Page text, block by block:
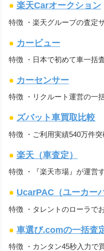
● 楽天Carオークション
特徴 ・楽天グループの査定
● カービュー
特徴 ・日本で初めて車一括
● カーセンサー
特徴 ・リクルート運営の一
● ズバット車買取比較
特徴 ・ご利用実績540万件
● 楽天（車査定）
特徴 ・『楽天市場』が運営
● UcarPAC（ユーカー
特徴 ・タレントのローラで
● 車選び.comの一括査
特徴 ・カンタン45秒入力で